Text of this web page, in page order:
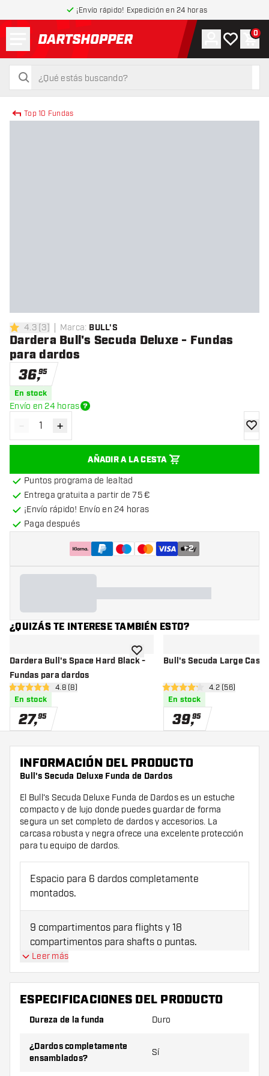
¡Envío rápido! Expedición en 24 horas
volver a la página de inicio
buscar
buscar
Cuenta
Mi lista de
0
Top 10 Fundas
4.3 estrellas de puntuación
4.3[3] Marca: BULL'S
Dardera Bull's Secuda Deluxe - Fundas
para dardos
36,95
En stock
Envío en 24 horas
Disminuir cantidad
- Aumentar cantidad
+
AÑADIR A LA CESTA
Puntos programa de lealtad
Entrega gratuita a partir de 75 €
¡Envío rápido! Envío en 24 horas
Paga después
+2
¿QUIZÁS TE INTERESE TAMBIÉN ESTO?
Dardera Bull's Space Hard Black -
Fundas para dardos
abrir panel de reseñas
4.8 estrellas de puntuación
4.8 (8)
En stock
27,95
añadir a la lista de deseos
Bull's Secuda Large Case
abrir panel de
4.2 estrellas de puntuación
4.2 (56)
En stock
39,95
INFORMACIÓN DEL PRODUCTO
Bull's Secuda Deluxe Funda de Dardos
El Bull's Secuda Deluxe Funda de Dardos es un estuche
compacto y de lujo donde puedes guardar de forma
segura un set completo de dardos y accesorios. La
carcasa robusta y negra ofrece una excelente protección
para tu equipo de dardos.
Espacio para 6 dardos completamente
montados.
9 compartimentos para flights y 18
compartimentos para shafts o puntas.
repuesto.
Adecuado para flights moldeados populares.
Leer más
ESPECIFICACIONES DEL PRODUCTO
Dureza de la funda Duro
¿Dardos completamente
ensamblados?
Sí